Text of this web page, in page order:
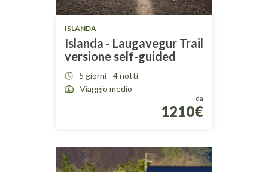
ISLANDA
Islanda - Laugavegur Trail
versione self-guided
5 giorni - 4 notti
Viaggio medio
da
1210€